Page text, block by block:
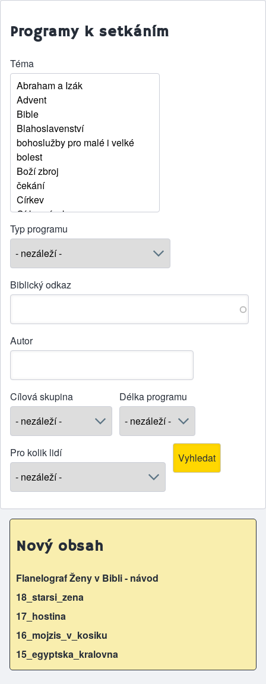
Programy k setkáním
Téma
Typ programu
Biblický odkaz
Autor
Cílová skupina Délka programu
Pro kolik lidí
Nový obsah
Flanelograf Ženy v Bibli - návod
18_starsi_zena
17_hostina
16_mojzis_v_kosiku
15_egyptska_kralovna